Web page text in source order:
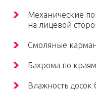
Механические
на лицевой
Смоляные
Бахрома по
Влажность досок